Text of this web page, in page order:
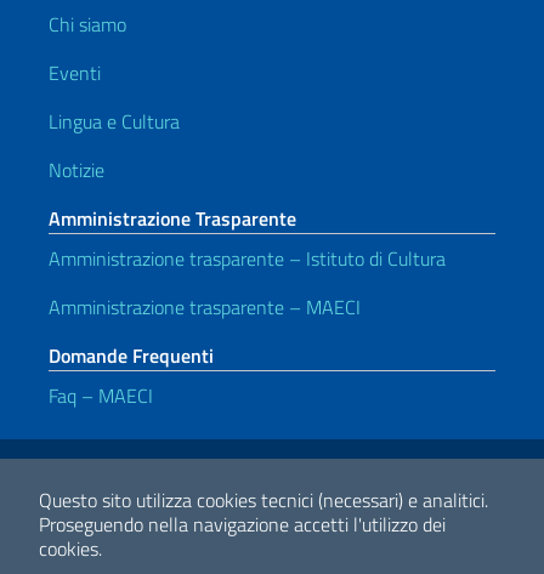
Questo sito utilizza cookies tecnici (necessari) e analitici.
Proseguendo nella navigazione accetti l'utilizzo dei
cookies.
Chi siamo
Eventi
Lingua e Cultura
Notizie
Amministrazione Trasparente
Amministrazione trasparente – Istituto di Cultura
Amministrazione trasparente – MAECI
Domande Frequenti
Faq – MAECI
Link Utili